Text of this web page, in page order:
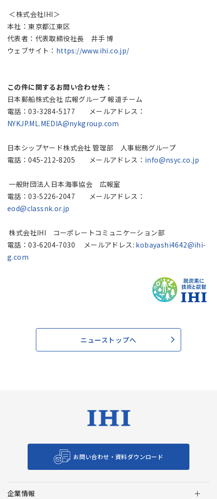
＜株式会社IHI＞
本社：東京都江東区
代表者：代表取締役社長 井手 博
ウェブサイト： https://www.ihi.co.jp/
この件に関するお問い合わせ先：
日本郵船株式会社 広報グループ 報道チーム
電話：03-3284-5177 メールアドレス：
NYKJP.ML.MEDIA@nykgroup.com
日本シップヤード株式会社 管理部 人事総務グループ
電話：045-212-8205 メールアドレス： info@nsyc.co.jp
一般財団法人日本海事協会 広報室
電話：03-5226-2047 メールアドレス：
eod@classnk.or.jp
株式会社IHI コーポレートコミュニケーション部
電話：03-6204-7030 メールアドレス: kobayashi4642@ihi-
g.com
ニューストップへ
お問い合わせ・資料ダウンロード
企業情報